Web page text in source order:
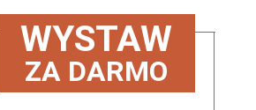
WYSTAW
ZA DARMO